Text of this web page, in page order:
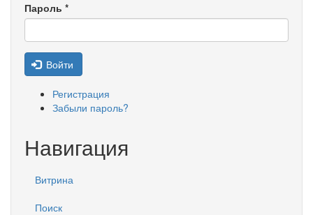
Пароль *
Войти
Регистрация
Забыли пароль?
Навигация
Витрина
Поиск